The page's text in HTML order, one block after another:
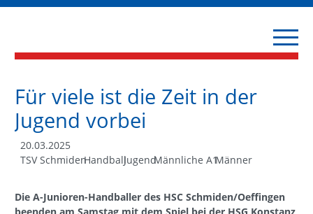
Für viele ist die Zeit in der
Jugend vorbei
20.03.2025
TSV SchmidenHandballJugendMännliche A1Männer
Die A-Junioren-Handballer des HSC Schmiden/Oeffingen